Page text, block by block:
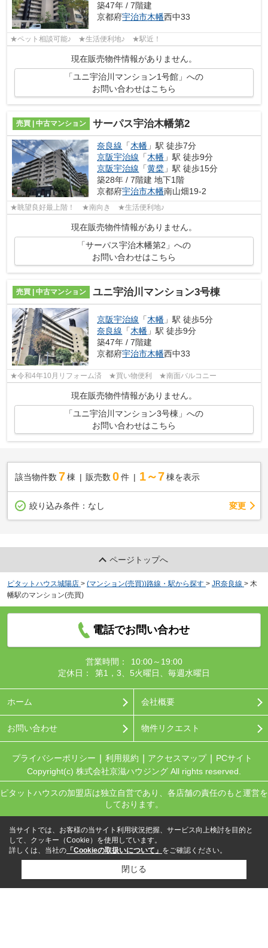
築47年 / 7階建
京都府宇治市木幡西中33
★ペット相談可能♪ ★生活便利地♪ ★駅近！
現在販売物件情報がありません。
「ユニ宇治川マンション1号館」への
お問い合わせはこちら
売買 | 中古マンション サーパス宇治木幡第2
奈良線 「木幡 」駅 徒歩7分
京阪宇治線 「木幡 」駅 徒歩9分
京阪宇治線 「黄檗 」駅 徒歩15分
築28年 / 7階建 地下1階
京都府宇治市木幡南山畑19-2
★眺望良好最上階！ ★南向き ★生活便利地♪
現在販売物件情報がありません。
「サーパス宇治木幡第2」への
お問い合わせはこちら
売買 | 中古マンション ユニ宇治川マンション3号棟
京阪宇治線 「木幡 」駅 徒歩5分
奈良線 「木幡 」駅 徒歩9分
築47年 / 7階建
京都府宇治市木幡西中33
★令和4年10月リフォーム済 ★買い物便利 ★南面バルコニー
現在販売物件情報がありません。
「ユニ宇治川マンション3号棟」への
お問い合わせはこちら
該当物件数 7棟 販売数 0 件 1～7 棟を表示
絞り込み条件： なし 変更
ページトップへ
ピタットハウス城陽店 > (マンション(売買))路線・駅から探す > JR奈良線 > 木
幡駅のマンション(売買)
電話でお問い合わせ
営業時間：
10:00～19:00
定休日：
第1，3、5火曜日、毎週水曜日
ホーム 会社概要
お問い合わせ 物件リクエスト
プライバシーポリシー 利用規約 アクセスマップ
PCサイト
Copyright(c) 株式会社京滋ハウジング All rights reserved.
ピタットハウスの加盟店は独立自営であり、各店舗の責任のもと運営を
しております。
当サイトでは、お客様の当サイト利用状況把握、サービス向上検討を目的と
して、クッキー（Cookie）を使用しています。
詳しくは、当社の 「Cookieの取扱いについて」 をご確認ください。
閉じる